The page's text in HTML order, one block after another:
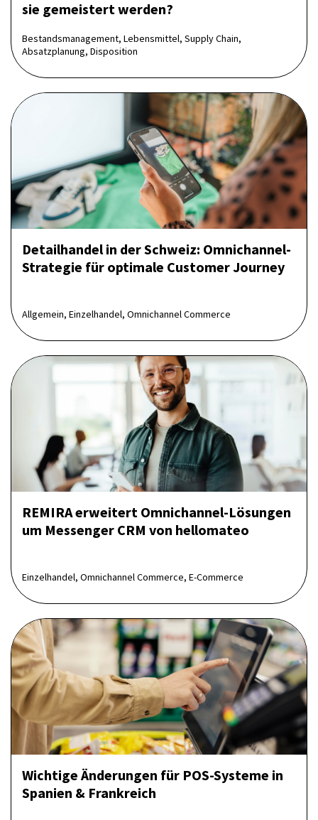
sie gemeistert werden?
Bestandsmanagement, Lebensmittel, Supply Chain,
Absatzplanung, Disposition
Detailhandel in der Schweiz: Omnichannel-
Strategie für optimale Customer Journey
Allgemein, Einzelhandel, Omnichannel Commerce
REMIRA erweitert Omnichannel-Lösungen
um Messenger CRM von hellomateo
Einzelhandel, Omnichannel Commerce, E-Commerce
Wichtige Änderungen für POS-Systeme in
Spanien & Frankreich